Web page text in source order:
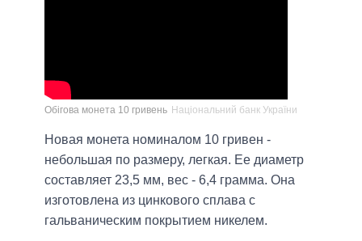
Обігова монета 10 гривень Національний банк України
Новая монета номиналом 10 гривен -
небольшая по размеру, легкая. Ее диаметр
составляет 23,5 мм, вес - 6,4 грамма. Она
изготовлена из цинкового сплава с
гальваническим покрытием никелем.